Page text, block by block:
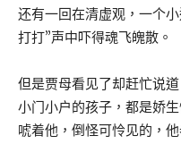
还有一回在清虚观，一个
打打”声中吓得魂飞魄散。
但是贾母看见了却赶忙说
小门小户的孩子，都是娇
唬着他，倒怪可怜见的，